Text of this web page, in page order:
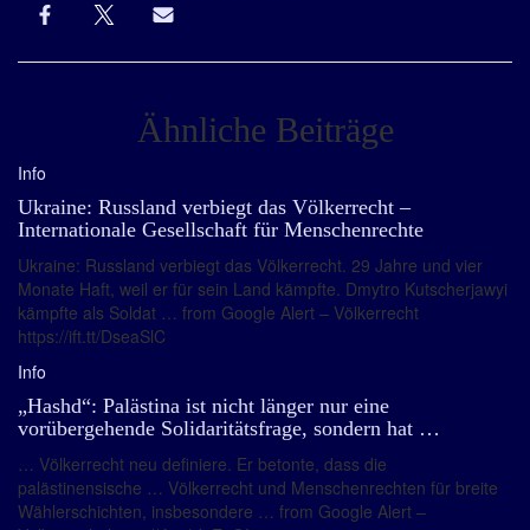
Ähnliche Beiträge
Info
Ukraine: Russland verbiegt das Völkerrecht –
Internationale Gesellschaft für Menschenrechte
Ukraine: Russland verbiegt das Völkerrecht. 29 Jahre und vier
Monate Haft, weil er für sein Land kämpfte. Dmytro Kutscherjawyi
kämpfte als Soldat … from Google Alert – Völkerrecht
https://ift.tt/DseaSlC
Info
„Hashd“: Palästina ist nicht länger nur eine
vorübergehende Solidaritätsfrage, sondern hat …
… Völkerrecht neu definiere. Er betonte, dass die
palästinensische … Völkerrecht und Menschenrechten für breite
Wählerschichten, insbesondere … from Google Alert –